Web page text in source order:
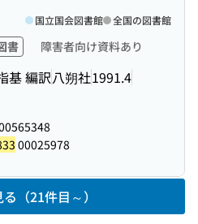
書 障害者向け資料あり
基 編訳八朔社1991.4
国立国会図書館 全国の図書館
00025978
（21件目～）